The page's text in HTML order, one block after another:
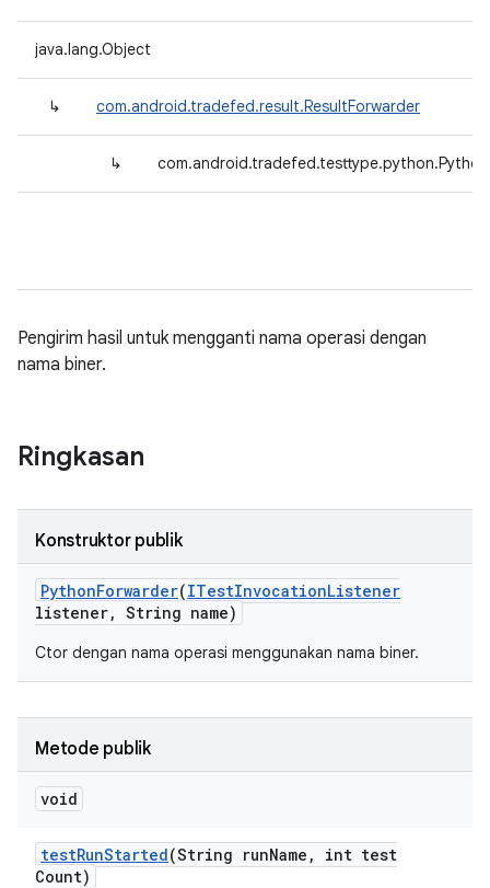
java.lang.Object
↳ com.android.tradefed.result.ResultForwarder
↳
Pengirim hasil untuk mengganti nama operasi dengan
nama biner.
Ringkasan
Konstruktor publik
PythonForwarder(ITestInvocationListener
listener, String name)
Ctor dengan nama operasi menggunakan nama biner.
Metode publik
void
testRunStarted(String runName ,
int test
Count)